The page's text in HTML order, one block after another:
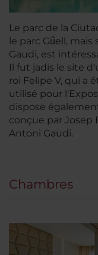
Le parc de la
le parc Gűell,
Gaudi, est
Il fut jadis le site
roi Felipe V, qui a
utilisé pour
dispose
conçue par Josep
Antoni Gaudi.
Chambres